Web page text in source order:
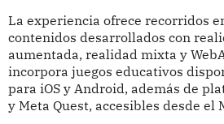
La experiencia ofrece recorridos
contenidos desarrollados con
aumentada, realidad mixta y
incorpora juegos educativos
para iOS y Android, además de
y Meta Quest, accesibles desde el